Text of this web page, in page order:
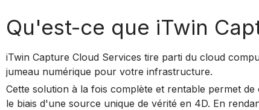
Qu'est-ce que iTwin
iTwin Capture Cloud Services tire parti du cloud
jumeau numérique pour votre infrastructure.
Cette solution à la fois complète et rentable permet
le biais d'une source unique de vérité en 4D. En